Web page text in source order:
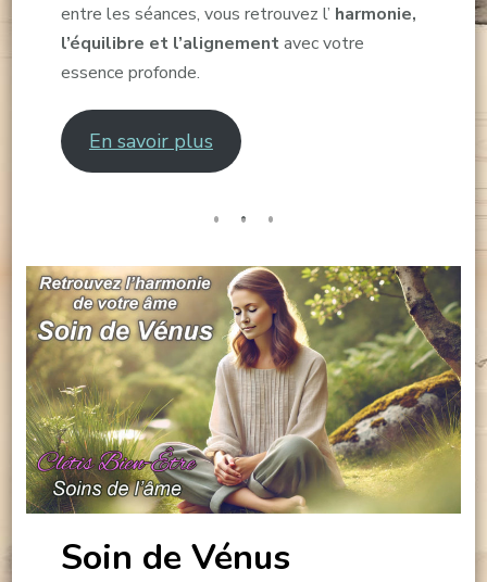
entre les séances, vous retrouvez l’ harmonie,
l’équilibre et l’alignementavec votre
essence profonde.
En savoir plus
Soin de Vénus